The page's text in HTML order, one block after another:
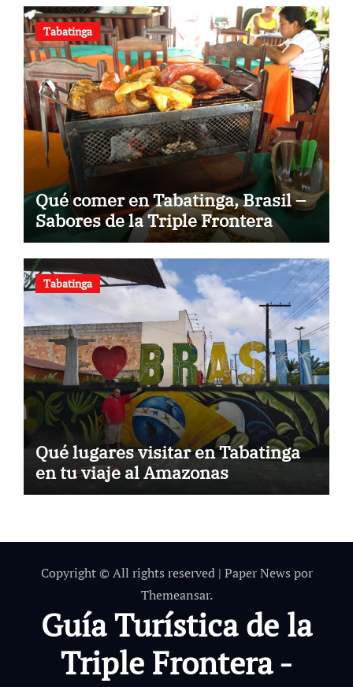
Tabatinga
Qué comer en Tabatinga, Brasil –
Sabores de la Triple Frontera
Tabatinga
Qué lugares visitar en Tabatinga
en tu viaje al Amazonas
Copyright © All rights reserved | Paper News por
Themeansar.
Guía Turística de la
Triple Frontera -